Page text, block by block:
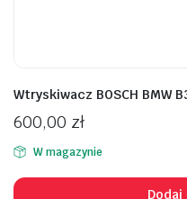
Wtryskiwacz BOSCH BMW
600,00 zł
W magazynie
Dodaj